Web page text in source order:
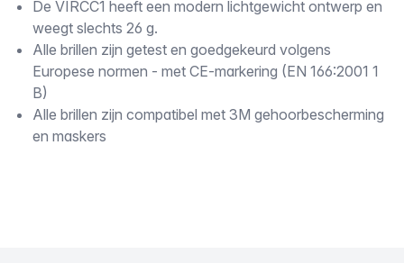
De VIRCC1 heeft een modern lichtgewicht ontwerp en
weegt slechts 26 g.
Alle brillen zijn getest en goedgekeurd volgens
Europese normen - met CE-markering (EN 166:2001 1
B)
Alle brillen zijn compatibel met 3M gehoorbescherming
en maskers